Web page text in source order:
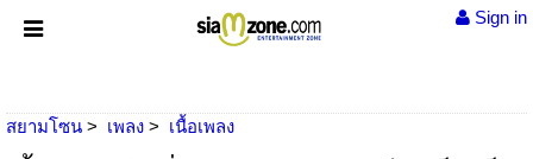
Sign in
สยามโซน เพลง เนื้อเพลง